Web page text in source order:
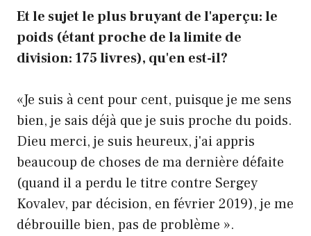
Et le sujet le plus bruyant de l'aperçu: le
poids (étant proche de la limite de
division: 175 livres), qu'en est-il?
«Je suis à cent pour cent, puisque je me sens
bien, je sais déjà que je suis proche du poids.
Dieu merci, je suis heureux, j'ai appris
beaucoup de choses de ma dernière défaite
(quand il a perdu le titre contre Sergey
Kovalev, par décision, en février 2019), je me
débrouille bien, pas de problème ».